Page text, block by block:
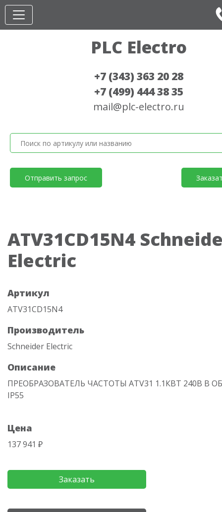
PLC Electro
+7 (343) 363 20 28
+7 (499) 444 38 35
mail@plc-electro.ru
Отправить запрос
ATV31CD15N4
Electric
Артикул
ATV31CD15N4
Производитель
Schneider Electric
Описание
ПРЕОБРАЗОВАТЕЛЬ ЧАСТОТЫ ATV31 1.1КВТ 240В В
IP55
Цена
137 941 ₽
Заказать